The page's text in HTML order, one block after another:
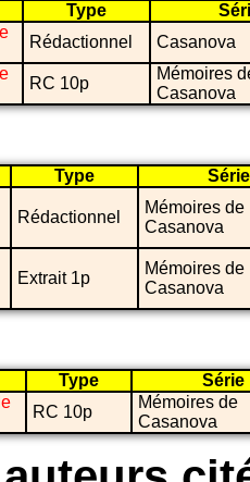
Type
Rédactionnel Casanova
RC 10p
Mémoires
Casanova
Type Série
Rédactionnel
Mémoires de
Casanova
Extrait 1p
Mémoires de
Casanova
Type
Série
RC 10p
Mémoires de
Casanova